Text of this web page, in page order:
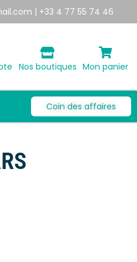
| +33 4 77 55 74 46
Nos boutiques Mon panier
Coin des affaires